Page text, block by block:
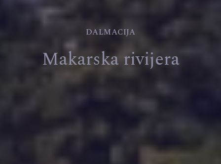
DALMACIJA
Makarska rivijera